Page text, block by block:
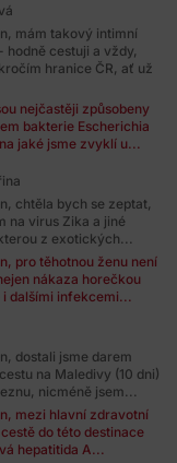
mám takový intimní
hodně cestuji a vždy,
hranice ČR, ať už
nejčastěji způsobeny
bakterie Escherichia
jaké jsme zvyklí u...
chtěla bych se zeptat,
na virus Zika a jiné
z exotických...
pro těhotnou ženu není
nákaza horečkou
i dalšími infekcemi...
dostali jsme darem
na Maledivy (10 dni)
nicméně jsem...
mezi hlavní zdravotní
do této destinace
hepatitida A...